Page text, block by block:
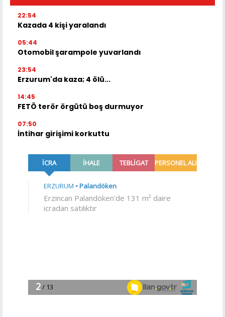
22:54
Kazada 4 kişi yaralandı
05:44
Otomobil şarampole yuvarlandı
23:54
Erzurum'da kaza; 4 ölü...
14:45
FETÖ terör örgütü boş durmuyor
07:50
İntihar girişimi korkuttu